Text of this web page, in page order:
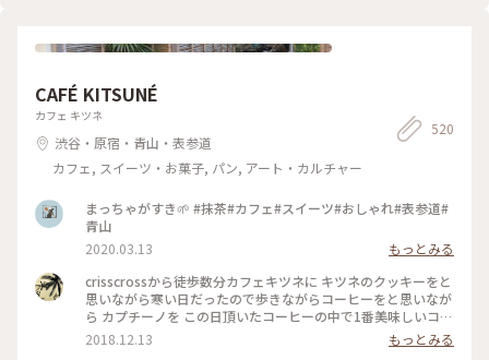
CAFÉ KITSUNÉ
カフェ キツネ
渋谷・原宿・青山・表参道
カフェ, スイーツ・お菓子, パン, アート・カルチャー
520
まっちゃがすき🌱 #抹茶#カフェ#スイーツ#おしゃれ#表参道#
青山
2020.03.13
もっとみる
crisscrossから徒歩数分カフェキツネに キツネのクッキーをと
思いながら寒い日だったので歩きながらコーヒーをと思いなが
ら カプチーノを この日頂いたコーヒーの中で1番美味しいコー
ヒーでした 店内も清潔感 綺麗な空間 #わたしの街#カフェ巡り
2018.12.13
もっとみる